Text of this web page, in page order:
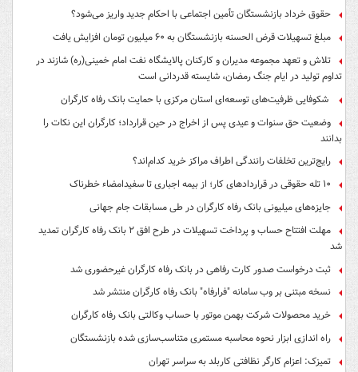
حقوق خرداد بازنشستگان تأمین اجتماعی با احکام جدید واریز می‌شود؟
مبلغ تسهیلات قرض الحسنه بازنشستگان به ۶۰ میلیون تومان افزایش یافت
تلاش و تعهد مجموعه مدیران و کارکنان پالایشگاه نفت امام خمینی(ره) شازند در
تداوم تولید در ایام جنگ رمضان، شایسته قدردانی است
شکوفایی ظرفیت‌های توسعه‌ای استان مرکزی با حمایت بانک رفاه کارگران
وضعیت حق سنوات و عیدی پس از اخراج در حین قرارداد؛ کارگران این نکات را
بدانند
رایج‌ترین تخلفات رانندگی اطراف مراکز خرید کدام‌اند؟
۱۰ تله حقوقی در قراردادهای کار؛ از بیمه اجباری تا سفیدامضاء خطرناک
جایزه‌های میلیونی بانک رفاه کارگران در طی مسابقات جام جهانی
مهلت افتتاح حساب و پرداخت تسهیلات در طرح افق ۲ بانک رفاه کارگران تمدید
شد
ثبت درخواست صدور کارت رفاهی در بانک رفاه کارگران غیرحضوری شد
نسخه مبتنی بر وب سامانه "فرارفاه" بانک رفاه کارگران منتشر شد
خرید محصولات شرکت بهمن موتور با حساب وکالتی بانک رفاه کارگران
راه اندازی ابزار نحوه محاسبه مستمری متناسب‌سازی شده بازنشستگان
تمیزک: اعزام کارگر نظافتی کاربلد به سراسر تهران